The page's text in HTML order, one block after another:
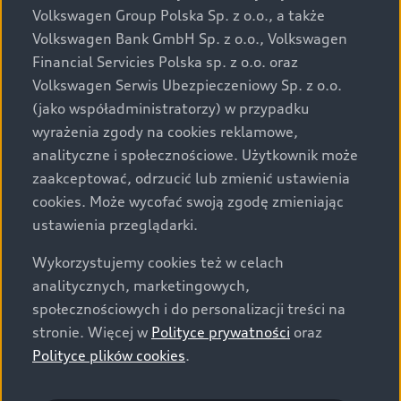
przewidzianej na rynek polski. Zamieszczone zdjęcia
mogą przedstawiać wyposażenie opcjonalne, dostępne
za dopłatą. Wiążące ustalenie ceny, wyposażenia i
specyfikacji pojazdu następują w umowie sprzedaży, a
określenie parametrów technicznych zawiera
świadectwo homologacji typu pojazdu. Zastrzegamy
sobie prawo do zmian i pomyłek. Wszelkie informacje
prezentowane na stronie są aktualne na dzień ich
zamieszczania. W celu uzyskania najnowszych
informacji prosimy kontaktować się z Partnerem Marki
Audi.
Wszystkie produkowane obecnie samochody marki Audi
są wykonywane z materiałów spełniających pod
względem możliwości odzysku i recyklingu wymagania
określone w normie ISO 22628 i są zgodne z
europejskimi świadectwami homologacji wydanymi wg
o.o. podlega obowiązkowi zapewnienia wszystkim
Volkswagen Group Polska Sp. z o.o., a także
Volkswagen Bank GmbH Sp. z o.o., Volkswagen
Financial Servicies Polska sp. z o.o. oraz
Volkswagen Serwis Ubezpieczeniowy Sp. z o.o.
(jako współadministratorzy) w przypadku
wyrażenia zgody na cookies reklamowe,
analityczne i społecznościowe. Użytkownik może
zaakceptować, odrzucić lub zmienić ustawienia
cookies. Może wycofać swoją zgodę zmieniając
ustawienia przeglądarki.
Wykorzystujemy cookies też w celach
analitycznych, marketingowych,
społecznościowych i do personalizacji treści na
stronie. Więcej w Polityce prywatności oraz
Polityce plików cookies.